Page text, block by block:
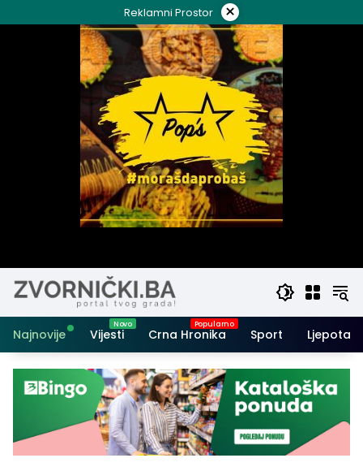
to
Reklamni Prostor ×
Najnovije Vijesti Crna Hronika Sport Ljepota i